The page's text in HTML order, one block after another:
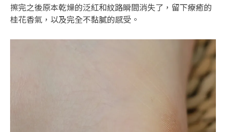
擦完之後原本乾燥的泛紅和紋路瞬間消失了，留下療癒的
桂花香氣，以及完全不黏膩的感受。